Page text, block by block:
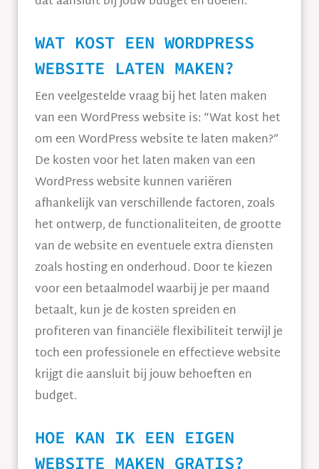
WAT KOST EEN WORDPRESS
WEBSITE LATEN MAKEN?
Een veelgestelde vraag bij het laten maken
van een WordPress website is: “Wat kost het
om een WordPress website te laten maken?”
De kosten voor het laten maken van een
WordPress website kunnen variëren
afhankelijk van verschillende factoren, zoals
het ontwerp, de functionaliteiten, de grootte
van de website en eventuele extra diensten
zoals hosting en onderhoud. Door te kiezen
voor een betaalmodel waarbij je per maand
betaalt, kun je de kosten spreiden en
profiteren van financiële flexibiliteit terwijl je
toch een professionele en effectieve website
krijgt die aansluit bij jouw behoeften en
budget.
HOE KAN IK EEN EIGEN
WEBSITE MAKEN GRATIS?